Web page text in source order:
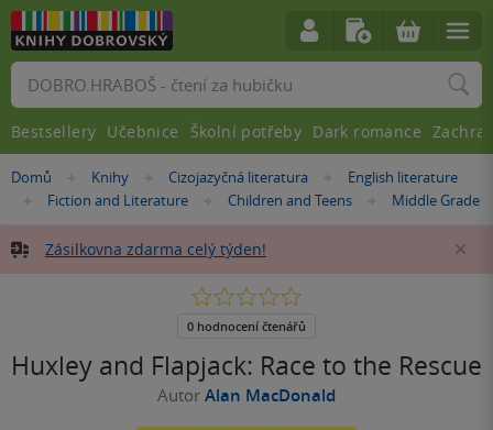
Nacházíte
Domů »Knihy »Cizojazyčná literatura »English literature
»Fiction and Literature »
Children and Teens »
Middle Grade
Zásilkovna zdarma celý týden!
Huxley and Flapjack: Race to the Rescue
Autor Alan MacDonald
0.0
5
0 hodnocení čtenářů
Vyhledávání
Bestsellery Učebnice Školní potřeby Dark romance